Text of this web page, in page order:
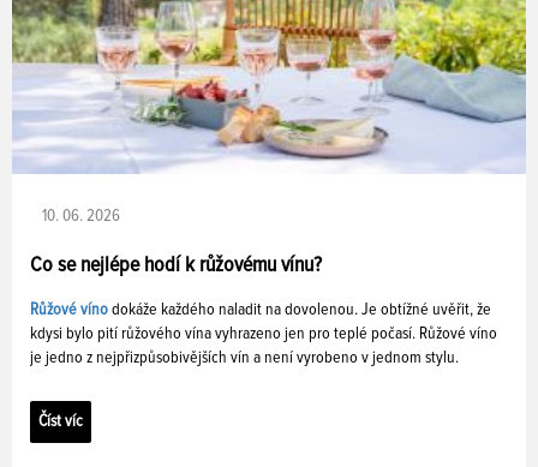
10. 06. 2026
Co se nejlépe hodí k růžovému vínu?
Růžové víno dokáže každého naladit na dovolenou. Je obtížné uvěřit, že
kdysi bylo pití růžového vína vyhrazeno jen pro teplé počasí. Růžové víno
je jedno z nejpřizpůsobivějších vín a není vyrobeno v jednom stylu.
Číst víc